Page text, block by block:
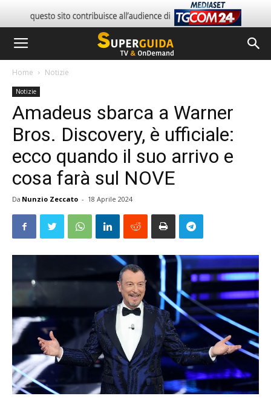
Home Notizie
Notizie
Amadeus sbarca a Warner
Bros. Discovery, è ufficiale:
ecco quando il suo arrivo e
cosa farà sul NOVE
Da Nunzio Zeccato - 18 Aprile 2024